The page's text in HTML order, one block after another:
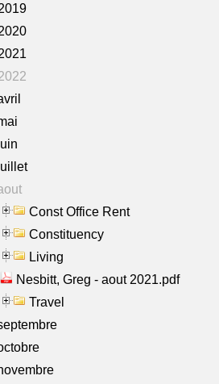
Const Office Rent
Constituency
Living
Nesbitt, Greg - aout 2021.pdf
Travel